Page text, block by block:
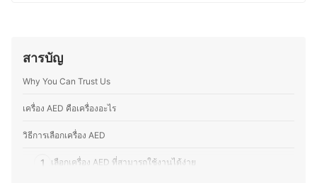
เป็นการกินอาหารที่สมดุล วัฒนธรรมการดื่มชา หรือการดูแล
เกี่ยวกับโภชนาการและการดูแลสุขภาพในชีวิตประจำวัน โดย
ถ่ายทอดความรู้ให้ผู้อ่านสามารถนำไปปรับใช้ได้จริง
ประวัติของ สิริญ์มาศ ปล้องเจริญ (ออม)
สารบัญ
Why You Can Trust Us
เครื่อง AED คือเครื่องอะไร
วิธีการเลือกเครื่อง AED
1 เลือกเครื่อง AED ที่สามารถใช้งานได้ง่าย